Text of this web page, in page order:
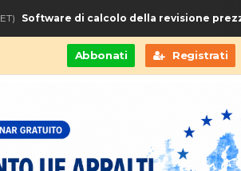
Software di calcolo della revisione prezzi
Abbonati Registrati